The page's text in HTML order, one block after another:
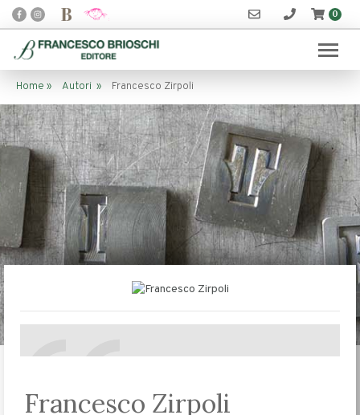
0
Home » Autori » Francesco Zirpoli
Francesco Zirpoli